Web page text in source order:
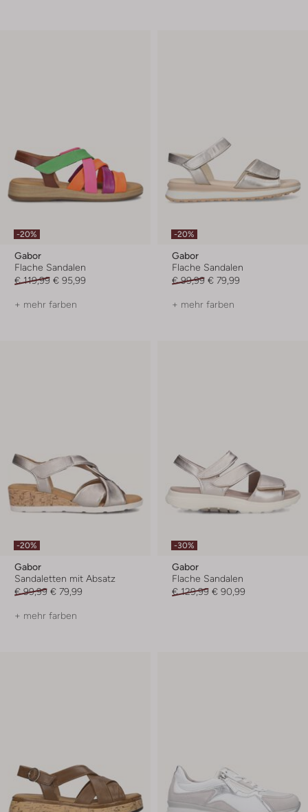
-20%
Gabor
Flache Sandalen
€ 119,99 € 95,99
+ mehr farben
-20%
Gabor
Flache Sandalen
€ 99,99 € 79,99
+ mehr farben
-20%
Gabor
Sandaletten mit Absatz
€ 99,99 € 79,99
+ mehr farben
-30%
Gabor
Flache Sandalen
€ 129,99 € 90,99